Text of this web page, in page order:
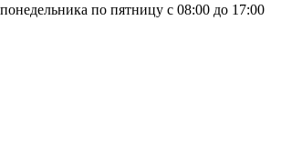
по пятницу с 08:00 до 17:00